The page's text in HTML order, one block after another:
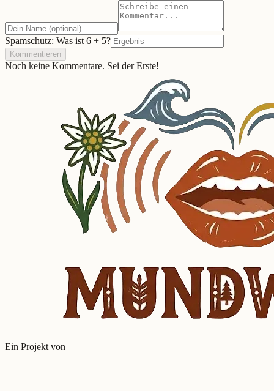
Spamschutz: Was ist 6 + 5?
Kommentieren
Noch keine Kommentare. Sei der Erste!
Ein Projekt von